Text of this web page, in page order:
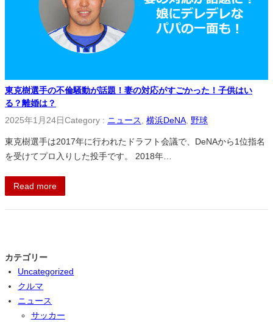
東克樹選手の不倫騒動が話題！妻の対応がすごかった！子供はい
る？離婚は？
2025年1月24日Category : ニュース 横浜DeNA 野球
東克樹選手は2017年に行われたドラフト会議で、DeNAから1位指名
を受けてプロ入りした投手です。 2018年…
Read more
カテゴリー
Uncategorized
クルマ
ニュース
サッカー